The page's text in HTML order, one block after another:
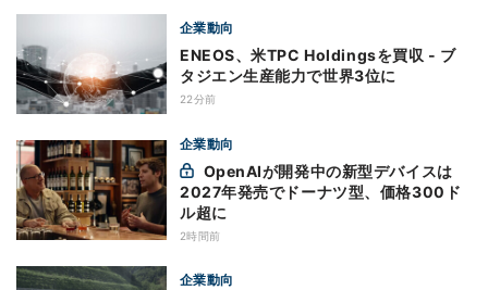
企業動向
ENEOS、米TPC Holdingsを買収 - ブ
タジエン生産能力で世界3位に
22分前
企業動向
2027年発売でドーナツ型、価格300ド
ル超に
2時間前
企業動向